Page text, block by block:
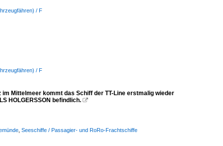
/ F
/ F
Mittelmeer kommt das Schiff der TT-Line erstmalig wieder
HOLGERSSON befindlich. 
Seeschiffe / Passagier- und RoRo-Frachtschiffe